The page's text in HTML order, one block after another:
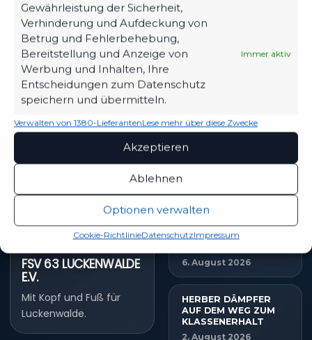
Gewährleistung der Sicherheit,
Verhinderung und Aufdeckung von
Betrug und Fehlerbehebung,
Bereitstellung und Anzeige von
Werbung und Inhalten, Ihre
Entscheidungen zum Datenschutz
speichern und übermitteln.
Immer aktiv
Verwalten von 1380-LieferantenLese mehr über diese Zwecke
Akzeptieren
Ablehnen
Optionen verwalten
Cookie-RichtlinieDatenschutzImpressum
SPIELPLAN
Nächste Partien ansehen
PARTNER WERDEN
FSV 63 LUCKENWALDE
E.V.
Mit Kopf und Fuß für
Luckenwalde.
NEUESTE NACHRICHTEN
MBS VERLÄNGERT
SEIN SPONSORING
6. August 2026
HERBER DÄMPFER
AUF DEM WEG ZUM
KLASSENERHALT
2. August 2026